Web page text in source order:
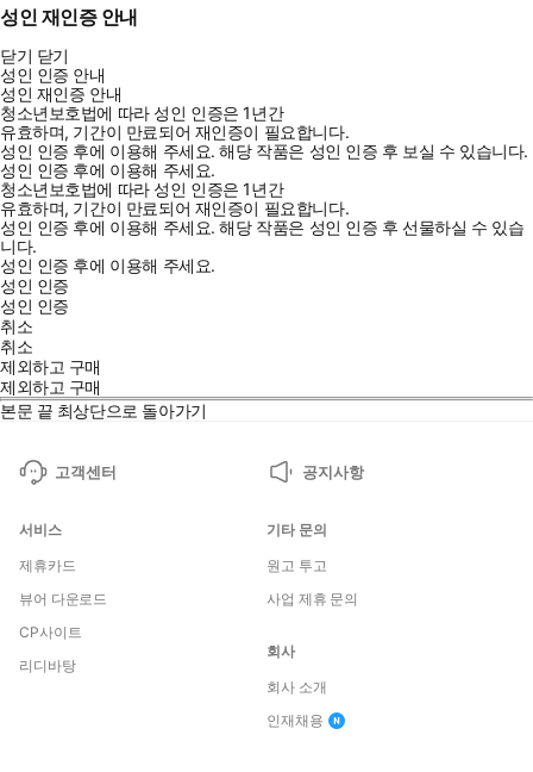
성인 재인증 안내
닫기 닫기
성인 인증 안내
성인 재인증 안내
청소년보호법에 따라 성인 인증은 1년간
유효하며, 기간이 만료되어 재인증이 필요합니다.
성인 인증 후에 이용해 주세요.해당 작품은 성인 인증 후 보실 수 있습니다.
성인 인증 후에 이용해 주세요.
청소년보호법에 따라 성인 인증은 1년간
유효하며, 기간이 만료되어 재인증이 필요합니다.
성인 인증 후에 이용해 주세요.해당 작품은 성인 인증 후 선물하실 수 있습
니다.
성인 인증 후에 이용해 주세요.
성인 인증
성인 인증
취소
취소
제외하고 구매
제외하고 구매
본문 끝 최상단으로 돌아가기
고객센터 공지사항
서비스
제휴카드
뷰어 다운로드
CP사이트
리디바탕
기타 문의
원고 투고
사업 제휴 문의
회사
회사 소개
인재채용